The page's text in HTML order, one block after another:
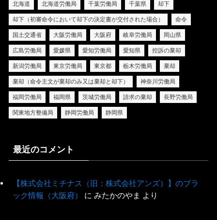
北海道 北海道労働局 千葉労働局 千葉県 却下
却下（初審命令において却下の決定書が交付された場合） 命令
国土交通省 大阪労働局 大阪府 岐阜労働局 岡山県
広島労働局 愛媛県 愛知労働局 愛知県 控訴の棄却
新潟労働局 東京労働局 東京都 栃木労働局 棄却
棄却（命令主文が棄却のみ又は棄却と却下） 神奈川労働局
福岡労働局 福岡県 茨城労働局 請求の棄却 長野労働局
関東地方整備局 静岡労働局 静岡県
最近のコメント
【株式会社ミチナス（旧：株式会社アンズ）】のブラ
ック情報（大阪府）
に みたかのやま より